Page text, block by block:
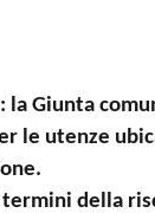
Giunta
le utenze
della